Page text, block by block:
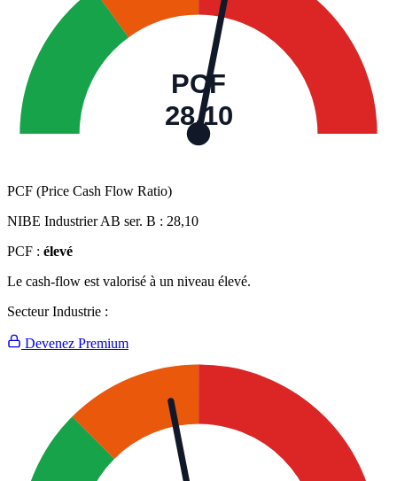
PCF
28,10
PCF (Price Cash Flow Ratio)
NIBE Industrier AB ser. B : 28,10
PCF : élevé
Le cash-flow est valorisé à un niveau élevé.
Secteur Industrie :
Devenez Premium